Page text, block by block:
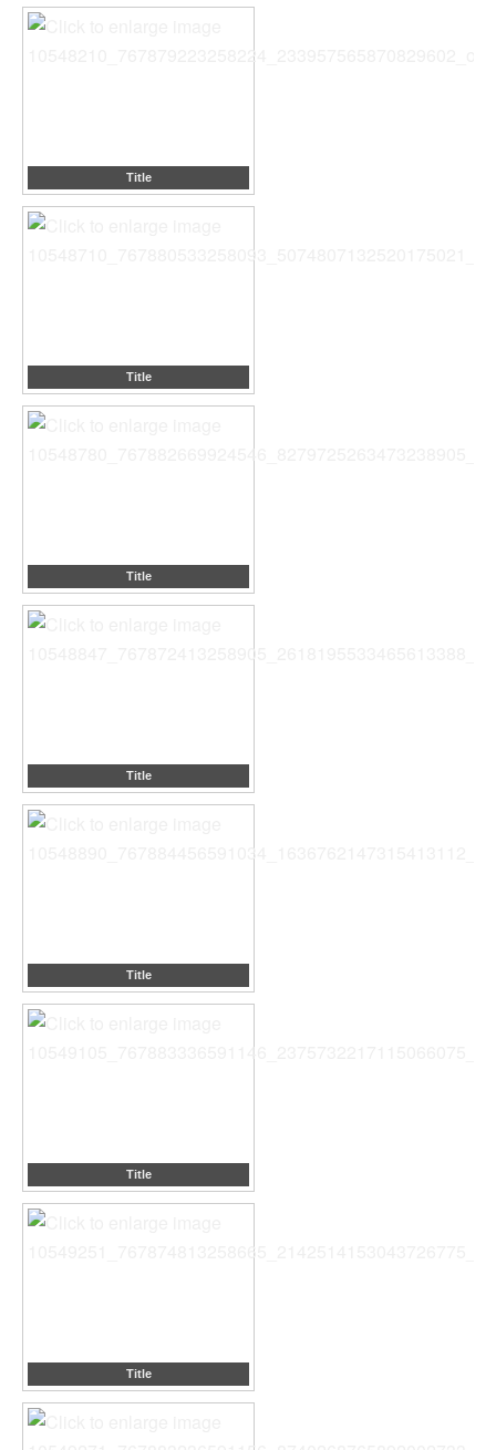
Title
Title
Title
Title
Title
Title
Title